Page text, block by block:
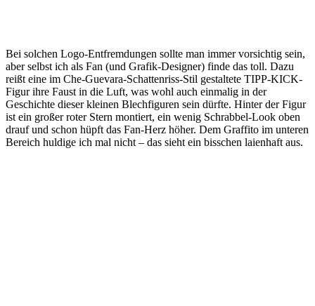
Bei solchen Logo-Entfremdungen sollte man immer vorsichtig sein,
aber selbst ich als Fan (und Grafik-Designer) finde das toll. Dazu
reißt eine im Che-Guevara-Schattenriss-Stil gestaltete TIPP-KICK-
Figur ihre Faust in die Luft, was wohl auch einmalig in der
Geschichte dieser kleinen Blechfiguren sein dürfte. Hinter der Figur
ist ein großer roter Stern montiert, ein wenig Schrabbel-Look oben
drauf und schon hüpft das Fan-Herz höher. Dem Graffito im unteren
Bereich huldige ich mal nicht – das sieht ein bisschen laienhaft aus.